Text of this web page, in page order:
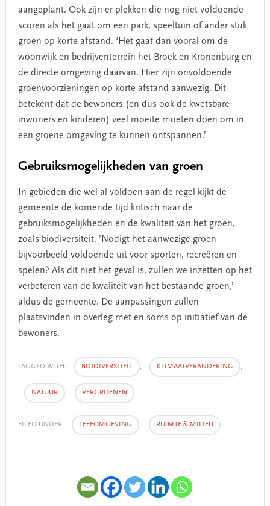
aangeplant. Ook zijn er plekken die nog niet voldoende
scoren als het gaat om een park, speeltuin of ander stuk
groen op korte afstand. ‘Het gaat dan vooral om de
woonwijk en bedrijventerrein het Broek en Kronenburg en
de directe omgeving daarvan. Hier zijn onvoldoende
groenvoorzieningen op korte afstand aanwezig. Dit
betekent dat de bewoners (en dus ook de kwetsbare
inwoners en kinderen) veel moeite moeten doen om in
een groene omgeving te kunnen ontspannen.’
Gebruiksmogelijkheden van groen
In gebieden die wel al voldoen aan de regel kijkt de
gemeente de komende tijd kritisch naar de
gebruiksmogelijkheden en de kwaliteit van het groen,
zoals biodiversiteit. ’Nodigt het aanwezige groen
bijvoorbeeld voldoende uit voor sporten, recreëren en
spelen? Als dit niet het geval is, zullen we inzetten op het
verbeteren van de kwaliteit van het bestaande groen,’
aldus de gemeente. De aanpassingen zullen
plaatsvinden in overleg met en soms op initiatief van de
bewoners.
TAGGED WITH: BIODIVERSITEIT , KLIMAATVERANDERING ,
NATUUR , VERGROENEN
FILED UNDER: LEEFOMGEVING , RUIMTE & MILIEU